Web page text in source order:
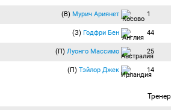
(В) Мурич Ариянет 1
(З) Годфри Бен 44
(П) Луонго Массимо 25
(П) Тэйлор Джек 14
Тренер